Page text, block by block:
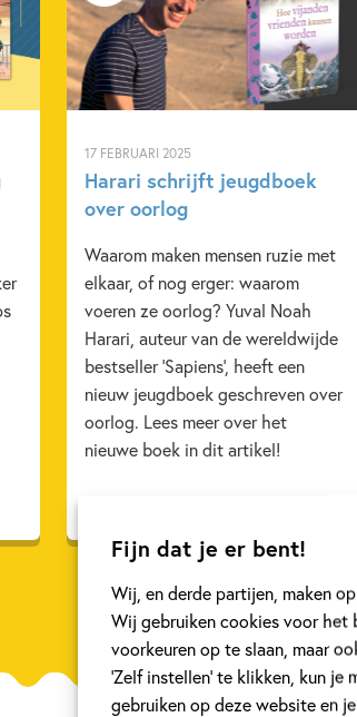
Fijn dat je er bent!
Wij, en derde partijen, maken
Wij gebruiken cookies voor het
voorkeuren op te slaan, maar
‘Zelf instellen’ te klikken, kun
gebruiken op deze website en
17 FEBRUARI 2025
Harari schrijft jeugdboek
over oorlog
Waarom maken mensen ruzie met
elkaar, of nog erger: waarom
voeren ze oorlog? Yuval Noah
Harari, auteur van de wereldwijde
bestseller 'Sapiens', heeft een
nieuw jeugdboek geschreven over
oorlog. Lees meer over het
nieuwe boek in dit artikel!
Bekijk